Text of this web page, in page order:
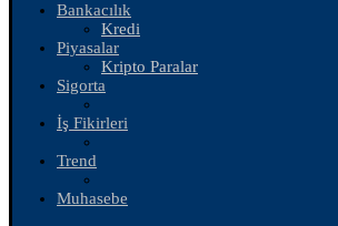
Bankacılık
Kredi
Piyasalar
Kripto Paralar
Sigorta
İş Fikirleri
Trend
Muhasebe